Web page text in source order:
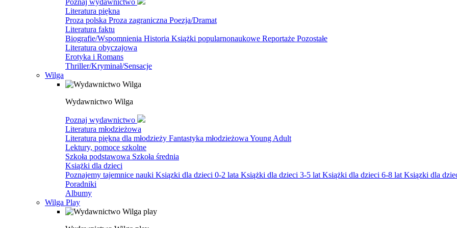
Poznaj wydawnictwo
Literatura piękna
Proza polska Proza zagraniczna Poezja/Dramat
Literatura faktu
Biografie/Wspomnienia Historia Książki popularnonaukowe Reportaże Pozostałe
Literatura obyczajowa
Erotyka i Romans
Thriller/Kryminał/Sensacje
Wilga
Wydawnictwo Wilga
Poznaj wydawnictwo
Literatura młodzieżowa
Literatura piękna dla młodzieży Fantastyka młodzieżowa Young Adult
Lektury, pomoce szkolne
Szkoła podstawowa Szkoła średnia
Książki dla dzieci
Poznajemy tajemnice nauki Ksiązki dla dzieci 0-2 lata Książki dla dzieci 3-5 lat Książki dla dzieci 6-8 lat Ksiązki dla
Poradniki
Albumy
Wilga Play